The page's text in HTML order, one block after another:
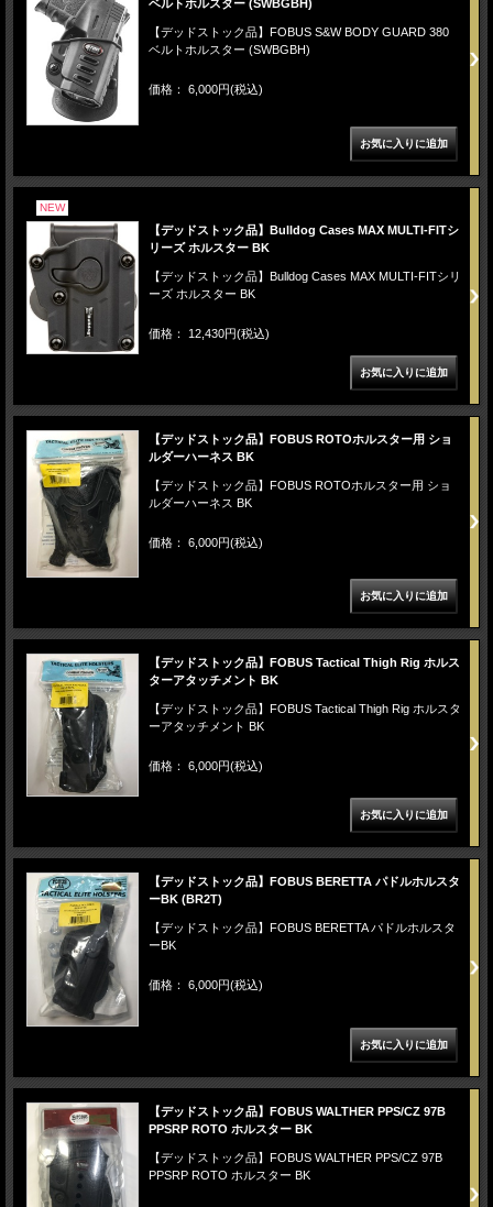
ベルトホルスター (SWBGBH)
【デッドストック品】FOBUS S&W BODY GUARD 380
ベルトホルスター (SWBGBH)
価格： 6,000円(税込)
NEW
【デッドストック品】Bulldog Cases MAX MULTI-FITシ
リーズ ホルスター BK
【デッドストック品】Bulldog Cases MAX MULTI-FITシリ
ーズ ホルスター BK
価格： 12,430円(税込)
【デッドストック品】FOBUS ROTOホルスター用 ショ
ルダーハーネス BK
【デッドストック品】FOBUS ROTOホルスター用 ショ
ルダーハーネス BK
価格： 6,000円(税込)
【デッドストック品】FOBUS Tactical Thigh Rig ホルス
ターアタッチメント BK
【デッドストック品】FOBUS Tactical Thigh Rig ホルスタ
ーアタッチメント BK
価格： 6,000円(税込)
【デッドストック品】FOBUS BERETTA パドルホルスタ
ーBK (BR2T)
【デッドストック品】FOBUS BERETTA パドルホルスタ
ーBK
価格： 6,000円(税込)
【デッドストック品】FOBUS WALTHER PPS/CZ 97B
PPSRP ROTO ホルスター BK
【デッドストック品】FOBUS WALTHER PPS/CZ 97B
PPSRP ROTO ホルスター BK